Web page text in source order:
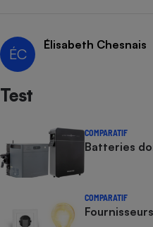
ÉC
Élisabeth Chesnais
Test
COMPARATIF
Batteries
COMPARATIF